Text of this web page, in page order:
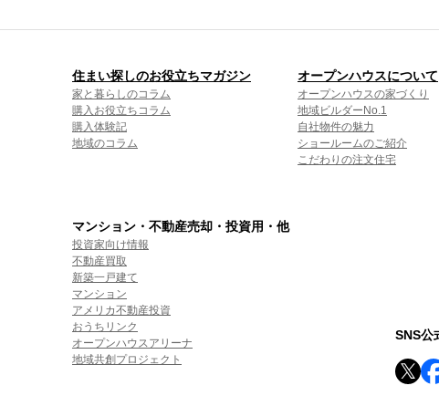
住まい探しのお役立ちマガジン
家と暮らしのコラム
購入お役立ちコラム
購入体験記
地域のコラム
オープンハウスについて
オープンハウスの家づくり
地域ビルダーNo.1
自社物件の魅力
ショールームのご紹介
こだわりの注文住宅
マンション・不動産売却・投資用・他
投資家向け情報
不動産買取
新築一戸建て
マンション
アメリカ不動産投資
おうちリンク
オープンハウスアリーナ
地域共創プロジェクト
SNS公